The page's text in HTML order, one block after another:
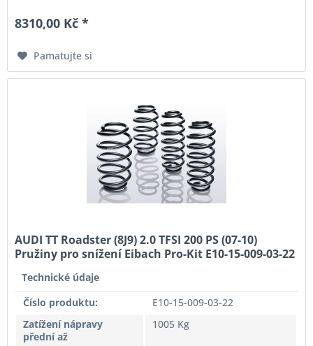
8310,00 Kč *
Pamatujte si
AUDI TT Roadster (8J9) 2.0 TFSI 200 PS (07-10)
Pružiny pro snížení Eibach Pro-Kit E10-15-009-03-22
Technické údaje
Číslo produktu:
E10-15-009-03-22
Zatížení nápravy
přední až
1005 Kg